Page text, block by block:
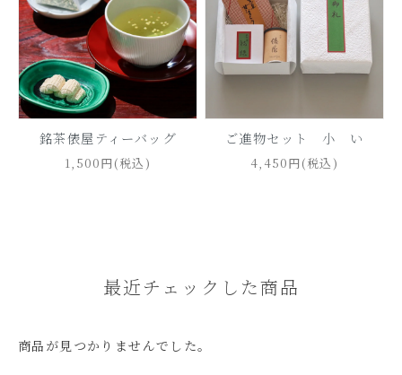
銘茶俵屋ティーバッグ
1,500円(税込)
ご進物セット 小 い
4,450円(税込)
最近チェックした商品
商品が見つかりませんでした。